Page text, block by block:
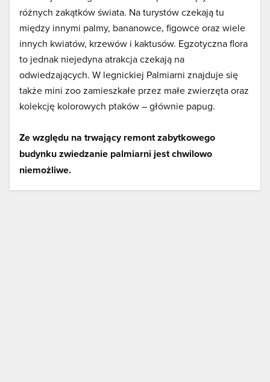
różnych zakątków świata. Na turystów czekają tu
między innymi palmy, bananowce, figowce oraz wiele
innych kwiatów, krzewów i kaktusów. Egzotyczna flora
to jednak niejedyna atrakcja czekają na
odwiedzających. W legnickiej Palmiarni znajduje się
także mini zoo zamieszkałe przez małe zwierzęta oraz
kolekcję kolorowych ptaków – głównie papug.
Ze względu na trwający remont zabytkowego
budynku zwiedzanie palmiarni jest chwilowo
niemożliwe.